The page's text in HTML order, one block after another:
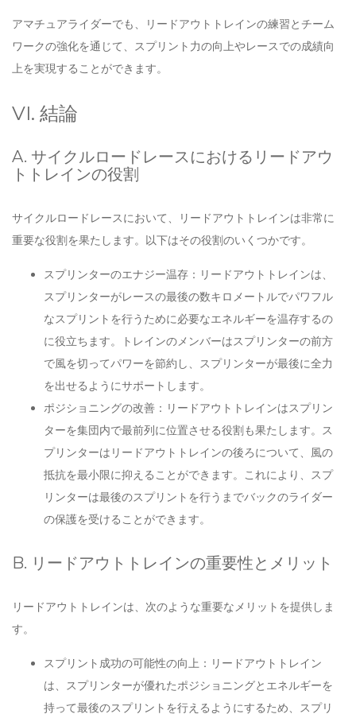
アマチュアライダーでも、リードアウトトレインの練習とチーム
ワークの強化を通じて、スプリント力の向上やレースでの成績向
上を実現することができます。
VI. 結論
A. サイクルロードレースにおけるリードアウ
トトレインの役割
サイクルロードレースにおいて、リードアウトトレインは非常に
重要な役割を果たします。以下はその役割のいくつかです。
スプリンターのエナジー温存：リードアウトトレインは、
スプリンターがレースの最後の数キロメートルでパワフル
なスプリントを行うために必要なエネルギーを温存するの
に役立ちます。トレインのメンバーはスプリンターの前方
で風を切ってパワーを節約し、スプリンターが最後に全力
を出せるようにサポートします。
ポジショニングの改善：リードアウトトレインはスプリン
ターを集団内で最前列に位置させる役割も果たします。ス
プリンターはリードアウトトレインの後ろについて、風の
抵抗を最小限に抑えることができます。これにより、スプ
リンターは最後のスプリントを行うまでバックのライダー
の保護を受けることができます。
B. リードアウトトレインの重要性とメリット
リードアウトトレインは、次のような重要なメリットを提供しま
す。
スプリント成功の可能性の向上：リードアウトトレイン
は、スプリンターが優れたポジショニングとエネルギーを
持って最後のスプリントを行えるようにするため、スプリ